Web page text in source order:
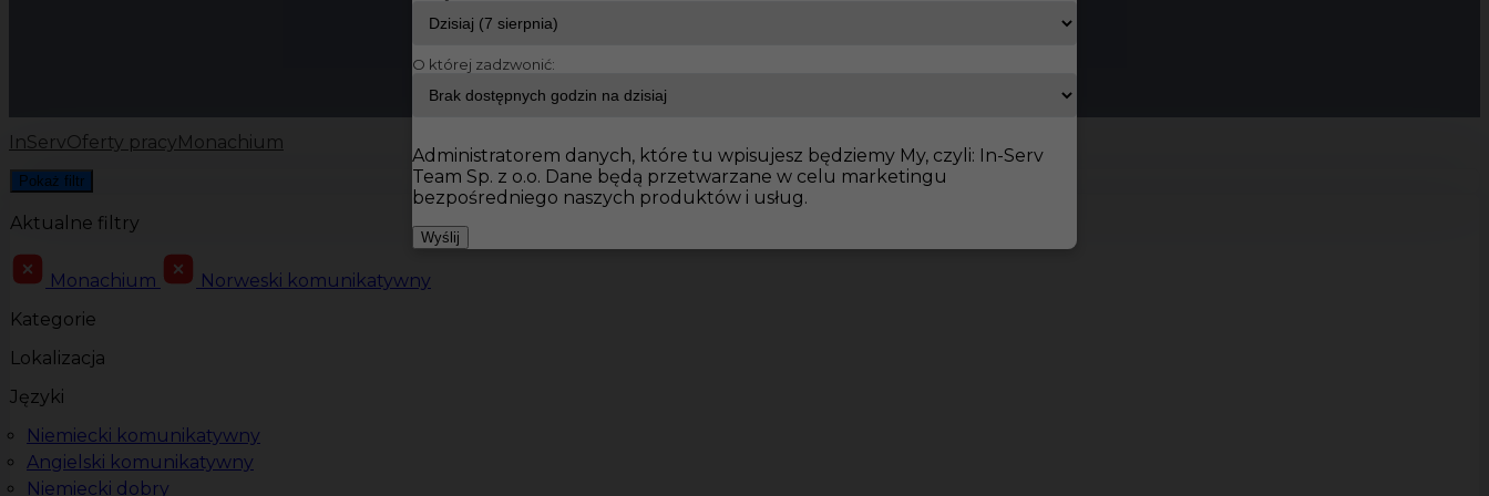
InServOferty pracy Monachium
Pokaż filtr
Aktualne filtry
Monachium
Norweski komunikatywny
Kategorie
Lokalizacja
Języki
Niemiecki komunikatywny
Angielski komunikatywny
Niemiecki dobry
O której zadzwonić:
Administratorem danych, które tu wpisujesz będziemy My, czyli: In-Serv
Team Sp. z o.o. Dane będą przetwarzane w celu marketingu
bezpośredniego naszych produktów i usług.
Wyślij